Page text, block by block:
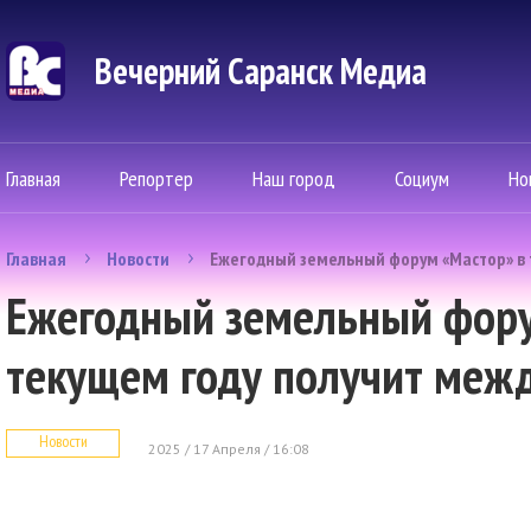
Вечерний Саранск Mедиа
Главная Репортер Наш город Социум
Главная Новости Ежегодный земельный форум «Мастор»
Ежегодный земельный
текущем году получит
Новости 2025 / 17 Апреля / 16:08